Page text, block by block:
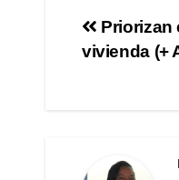
e
b
er
Post
Priorizan
vivienda (+